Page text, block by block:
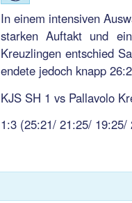
In einem intensiven
starken Auftakt und
Kreuzlingen entschied
endete jedoch knapp
KJS SH 1 vs Pallavolo
1:3 (25:21/ 21:25/ 19:25/